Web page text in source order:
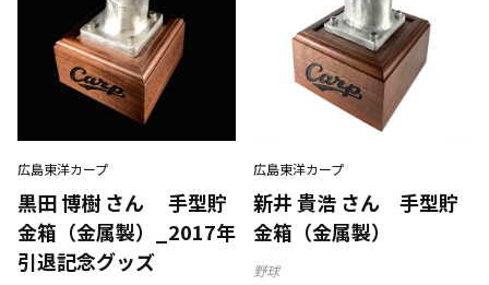
広島東洋カープ
黒田 博樹 さん 手型貯
金箱（金属製）_2017年
引退記念グッズ
広島東洋カープ
新井 貴浩 さん 手型貯
金箱（金属製）
野球